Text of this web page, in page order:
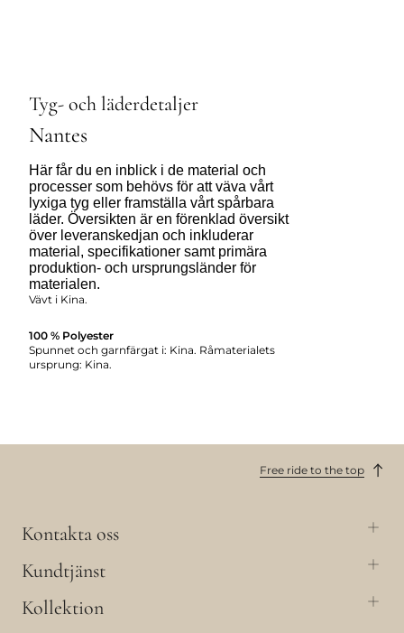
Tyg- och läderdetaljer
Nantes
Här får du en inblick i de material och
processer som behövs för att väva vårt
lyxiga tyg eller framställa vårt spårbara
läder. Översikten är en förenklad översikt
över leveranskedjan och inkluderar
material, specifikationer samt primära
produktion- och ursprungsländer för
materialen.
Vävt i Kina.
100 % Polyester
Spunnet och garnfärgat i: Kina. Råmaterialets
ursprung: Kina.
Free ride to the top
Kontakta oss
Kundtjänst
Kollektion